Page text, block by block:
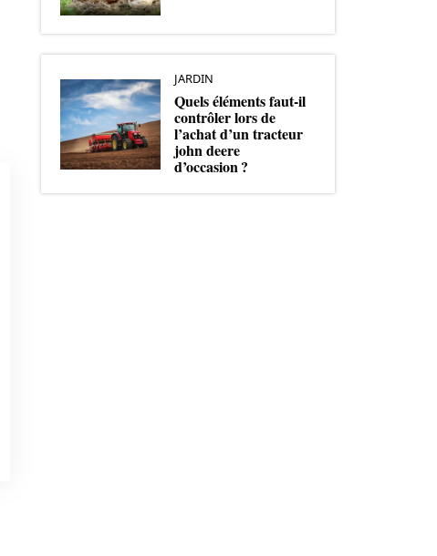
JARDIN
Quels éléments faut-il
contrôler lors de
l’achat d’un tracteur
john deere
d’occasion ?